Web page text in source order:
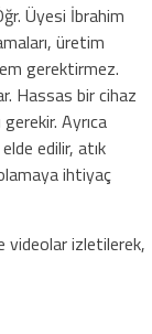
Üyesi İbrahim
üretim
gerektirmez.
Hassas bir cihaz
Ayrıca
edilir, atık
ihtiyaç
izletilerek,